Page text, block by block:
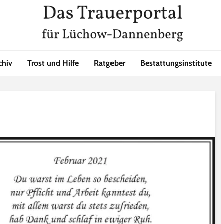
Trost und Hilfe Ratgeber Bestattungsinstitute